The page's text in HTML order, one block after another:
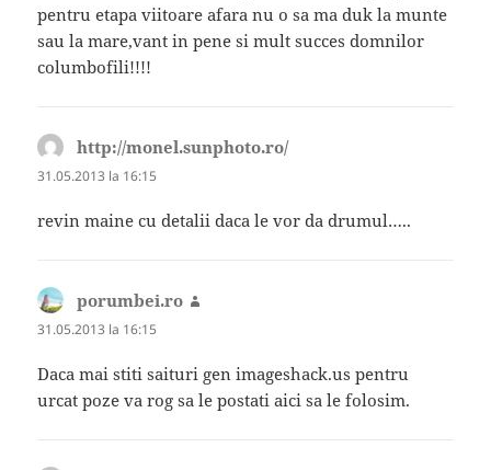
pentru etapa viitoare afara nu o sa ma duk la munte
sau la mare,vant in pene si mult succes domnilor
columbofili!!!!
http://monel.sunphoto.ro/spune:
31.05.2013 la 16:15
revin maine cu detalii daca le vor da drumul…..
porumbei.ro
31.05.2013 la 16:15
Daca mai stiti saituri gen imageshack.us pentru
urcat poze va rog sa le postati aici sa le folosim.